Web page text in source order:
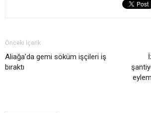
Önceki İçerik
Aliağa’da gemi söküm işçileri iş
bıraktı